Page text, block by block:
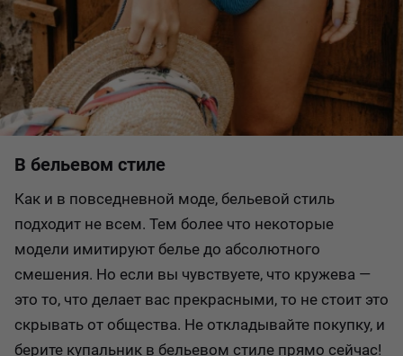
В бельевом стиле
Как и в повседневной моде, бельевой стиль
подходит не всем. Тем более что некоторые
модели имитируют белье до абсолютного
смешения. Но если вы чувствуете, что кружева —
это то, что делает вас прекрасными, то не стоит это
скрывать от общества. Не откладывайте покупку, и
берите купальник в бельевом стиле прямо сейчас!